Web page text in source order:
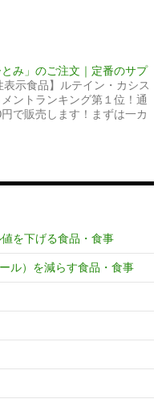
み」のご注文｜定番のサプ
表示食品】ルテイン・カシス
ントランキング第１位！通
で販売します！まずは一カ
を下げる食品・食事
ル）を減らす食品・食事